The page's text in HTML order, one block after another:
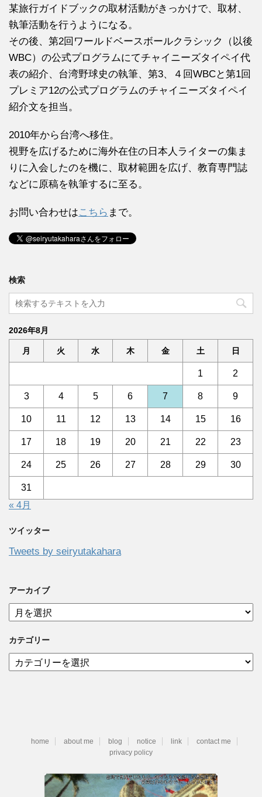
某旅行ガイドブックの取材活動がきっかけで、取材、
執筆活動を行うようになる。
その後、第2回ワールドベースボールクラシック（以後
WBC）の公式プログラムにてチャイニーズタイペイ代
表の紹介、台湾野球史の執筆、第3、４回WBCと第1回
プレミア12の公式プログラムのチャイニーズタイペイ
紹介文を担当。
2010年から台湾へ移住。
視野を広げるために海外在住の日本人ライターの集ま
りに入会したのを機に、取材範囲を広げ、教育専門誌
などに原稿を執筆するに至る。
お問い合わせはこちら まで。
検索
2026年8月
月 火 水 木 金 土 日
1 2
3 4 5 6 7 8 9
10 11 12 13 14 15 16
17 18 19 20 21 22 23
24 25 26 27 28 29 30
31
« 4月
ツイッター
Tweets by seiryutakahara
アーカイブ
ア
ー
イ
カテゴリー
テ
home about me blog notice link
contact me
privacy policy